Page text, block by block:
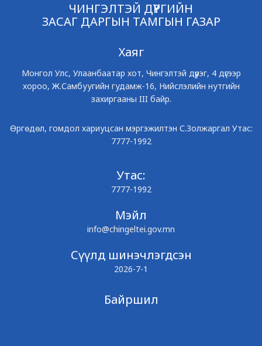
ЧИНГЭЛТЭЙ ДҮҮРГИЙН
ЗАСАГ ДАРГЫН ТАМГЫН ГАЗАР
Хаяг
Монгол Улс, Улаанбаатар хот, Чингэлтэй дүүрэг, 4 дүгээр
хороо, Ж.Самбуугийн гудамж-16, Нийслэлийн нутгийн
захиргааны III байр.
Өргөдөл, гомдол хариуцсан мэргэжилтэн С.Золжаргал Утас:
7777-1992
Утас:
7777-1992
Мэйл
info@chingeltei.gov.mn
Сүүлд шинэчлэгдсэн
2026-7-1
Байршил